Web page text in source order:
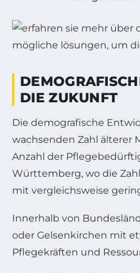
DIE ZUKUNFT
Die demografische
wachsenden Zahl älterer
Anzahl der
Württemberg, wo die
mit vergleichsweise
Innerhalb von
oder Gelsenkirchen mit
Pflegekräften und